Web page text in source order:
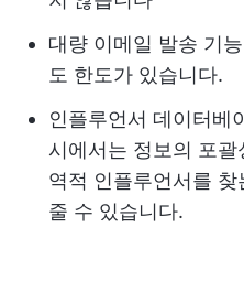
대량 이메일 발송 기
도 한도가 있습니다.
인플루언서 데이터베
시에서는 정보의 포
역적 인플루언서를
줄 수 있습니다.